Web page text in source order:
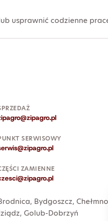
usprawnić codzienne
SERWISOWY
ZAMIENNE
, Bydgoszcz, Chełmno
, Golub-Dobrzyń